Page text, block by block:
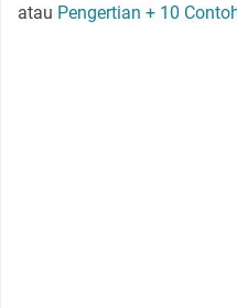
atau Pengertian + 10